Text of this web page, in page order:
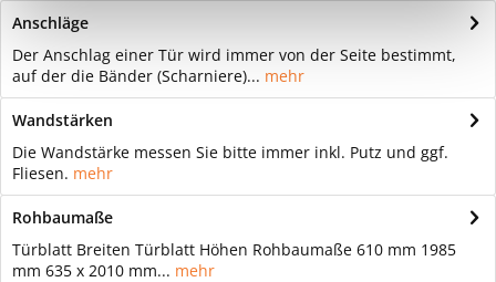
Anschläge
Der Anschlag einer Tür wird immer von der Seite bestimmt,
auf der die Bänder (Scharniere)... mehr
Wandstärken
Die Wandstärke messen Sie bitte immer inkl. Putz und ggf.
Fliesen. mehr
Rohbaumaße
Türblatt Breiten Türblatt Höhen Rohbaumaße 610 mm 1985
mm 635 x 2010 mm... mehr